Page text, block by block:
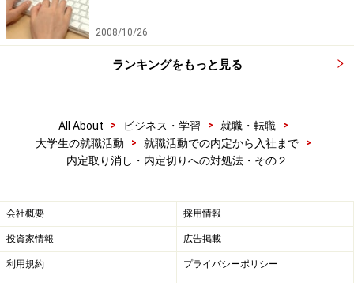
2008/10/26
ランキングをもっと見る
All About > ビジネス・学習 > 就職・転職
>
大学生の就職活動
> 就職活動での内定から入社まで
>
内定取り消し・内定切りへの対処法・その２
会社概要 採用情報
投資家情報 広告掲載
利用規約 プライバシーポリシー